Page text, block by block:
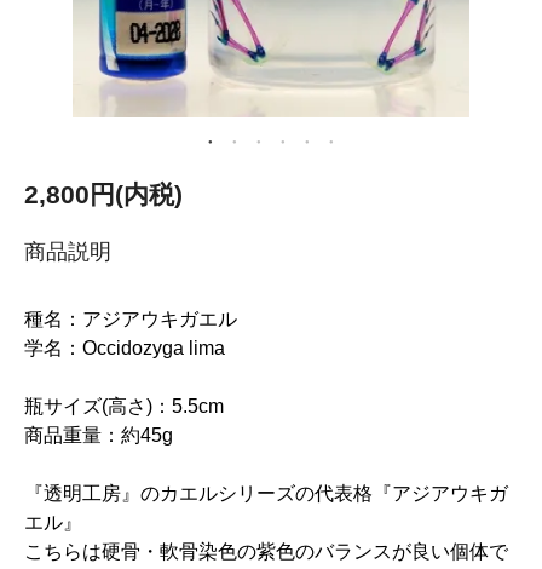
2,800円(内税)
商品説明
種名：アジアウキガエル
学名：Occidozyga lima
瓶サイズ(高さ)：5.5cm
商品重量：約45g
『透明工房』のカエルシリーズの代表格『アジアウキガ
エル』
こちらは硬骨・軟骨染色の紫色のバランスが良い個体で